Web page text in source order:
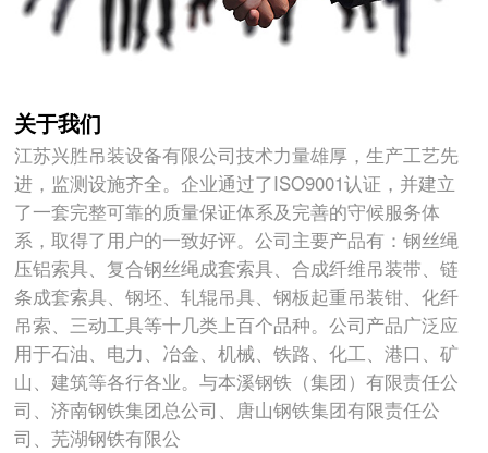
关于我们
江苏兴胜吊装设备有限公司技术力量雄厚，生产工艺先
进，监测设施齐全。企业通过了ISO9001认证，并建立
了一套完整可靠的质量保证体系及完善的守候服务体
系，取得了用户的一致好评。公司主要产品有：钢丝绳
压铝索具、复合钢丝绳成套索具、合成纤维吊装带、链
条成套索具、钢坯、轧辊吊具、钢板起重吊装钳、化纤
吊索、三动工具等十几类上百个品种。公司产品广泛应
用于石油、电力、冶金、机械、铁路、化工、港口、矿
山、建筑等各行各业。与本溪钢铁（集团）有限责任公
司、济南钢铁集团总公司、唐山钢铁集团有限责任公
司、芜湖钢铁有限公